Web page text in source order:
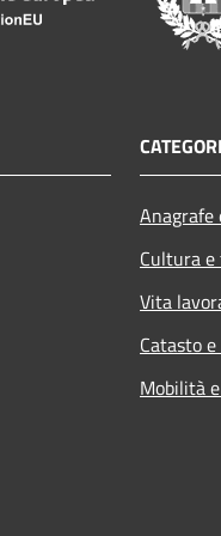
Cultura
Vita
Catasto
Mobilità